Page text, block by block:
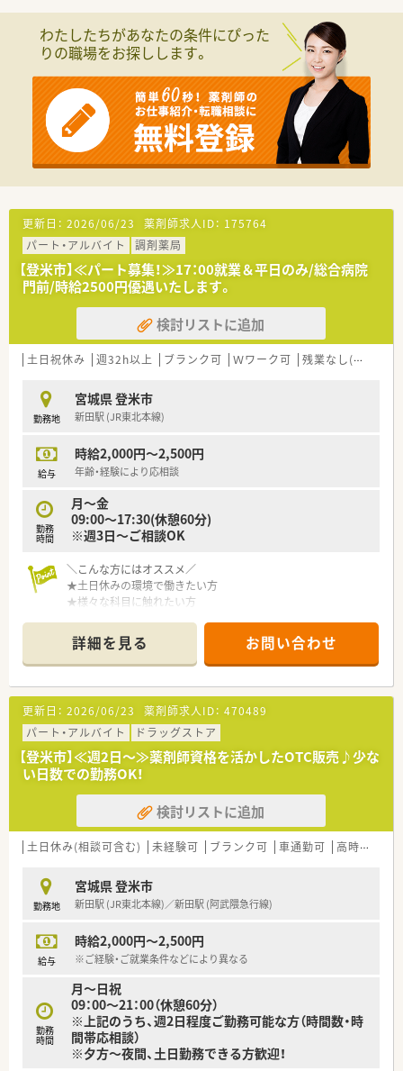
また店舗展開が、門前薬局から敷地内薬局と幅広く展開してお
り、様々な店舗形態で経験を積むことも可能です。
年齢・経験に拘わらず、行動・成果に対する評価はしっかりとして
頂ける環境です。キャリアアップ志向がある方も着実にステッ
プアップ出来る職場です。
＜ 薬局について ＞
JR気仙沼線の柳津駅よりお車で11分の距離にある門前薬局で
す。
内科と小児科をメインで応需。
処方箋枚数は１日約100枚で薬剤師は3名で対応しています。
知識もつけていくことが出来ます。
連続休暇制度なども導入しているため、プライベートとも両立し
働くことが出来る環境です。
≪オススメポイント！≫
子育て世代の方も安心して働けるよう、時間有給制度や子育て支
援制度を取入れるなど、嬉しい福利厚生も多数。ライフスタイル
の変化に合わせて働き方の調整も出来ます。
わたしたちがあなたの条件にぴった
りの職場をお探しします。
更新日： 2026/06/23 薬剤師求人ID： 175764
パート・アルバイト
調剤薬局
【登米市】≪パート募集！≫17：00就業＆平日のみ/総合病院
門前/時給2500円優遇いたします。
検討リストに追加
土日祝休み 週32h以上 ブランク可 Ｗワーク可 残業なし(ほぼなし含む)
勤務地
宮城県 登米市
新田駅 (JR東北本線)
給与
時給2,000円～2,500円
年齢・経験により応相談
勤務
時間
月～金
09:00～17:30(休憩60分)
※週3日～ご相談OK
＼こんな方にはオススメ／
★土日休みの環境で働きたい方
★様々な科目に触れたい方
≪薬局について≫
■土日休みの店舗です！
■総合病院の門前で1日80枚ほどの処方箋を応需しています。
■ベテランの薬剤師も在籍しており、ご経験に不安がある方でも
安心してスタートできる環境を整えています。
≪企業について≫
宮城県内を中心に東北エリアに10店舗以上展開中の地場チェー
ン薬局です。
社長をはじめ経営陣はいつも現場目線でいてくれる社風の企業
調剤薬局の運営にとどまらず、福祉・介護事業にも参入してお
り、会社としての安定感もございます。
≪安心の設備環境が整っています≫
業務効率化のため、最新機器の導入を積極的に行ない薬物事故防
止はもちろん、本来業務に費やす筈だった時間を、患者様との時
の仕事ができる環境を整えています。
詳細を見る お問い合わせ
更新日： 2026/06/23 薬剤師求人ID： 470489
パート・アルバイト
ドラッグストア
【登米市】≪週2日～≫薬剤師資格を活かしたOTC販売♪少な
い日数での勤務OK！
検討リストに追加
土日休み(相談可含む) 未経験可 ブランク可 車通勤可 高時給(2,500円以上)
勤務地
宮城県 登米市
新田駅 (JR東北本線)／新田駅 (阿武隈急行線)
給与
時給2,000円～2,500円
※ご経験・ご就業条件などにより異なる
勤務
時間
月～日祝
09：00～21：00（休憩60分）
※上記のうち、週2日程度ご勤務可能な方（時間数・時
間帯応相談）
※夕方～夜間、土日勤務できる方歓迎！